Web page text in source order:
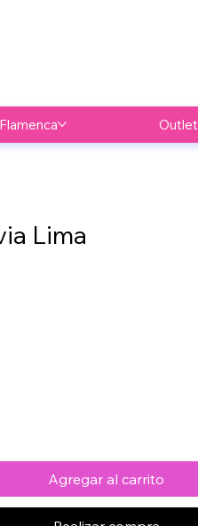
Outlet
Lima
Agregar al carrito